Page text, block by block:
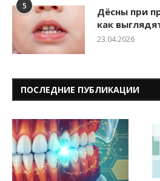
5
Дёсны при
как
23.04.2026
ПОСЛЕДНИЕ ПУБЛИКАЦИИ